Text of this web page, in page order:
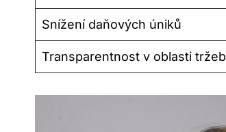
Snížení daňových úniků
Transparentnost v oblasti tržeb